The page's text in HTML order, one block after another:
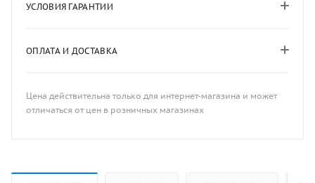
УСЛОВИЯ ГАРАНТИИ
ОПЛАТА И ДОСТАВКА
Цена действительна только для интернет-магазина и может
отличаться от цен в розничных магазинах